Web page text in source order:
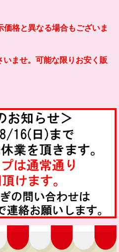
価格と異なる場合もございま
ませ。可能な限りお安く販